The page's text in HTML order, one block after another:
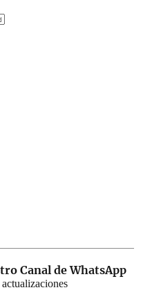
Canal de WhatsApp